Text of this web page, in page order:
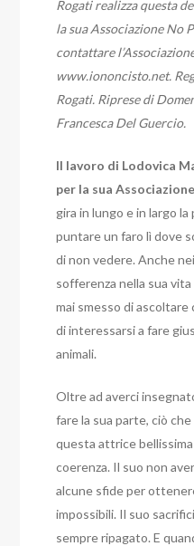
Rogati realizza questa
la sua Associazione No
contattare
www.iononcisto.net.
Rogati. Riprese di
Francesca Del Guercio.
Il lavoro di Lodovica
per la sua
gira in lungo e in largo
puntare un faro lì dove
di non vedere. Anche
sofferenza nella sua
mai smesso di ascoltare
di interessarsi a fare
animali.
Oltre ad averci
fare la sua parte, ciò
questa attrice
coerenza. Il suo non
alcune sfide per
impossibili. Il suo
sempre ripagato. E